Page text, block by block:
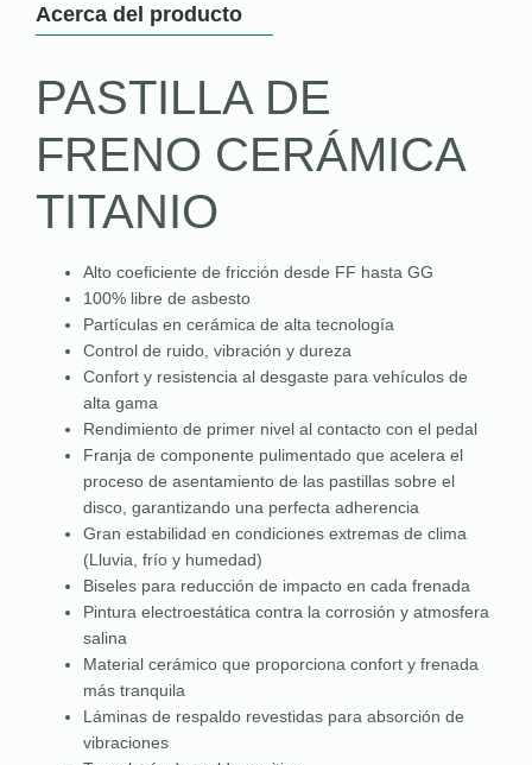
Acerca del producto
PASTILLA DE
FRENO CERÁMICA
TITANIO
Alto coeficiente de fricción desde FF hasta GG
100% libre de asbesto
Partículas en cerámica de alta tecnología
Control de ruido, vibración y dureza
Confort y resistencia al desgaste para vehículos de
alta gama
Rendimiento de primer nivel al contacto con el pedal
Franja de componente pulimentado que acelera el
proceso de asentamiento de las pastillas sobre el
disco, garantizando una perfecta adherencia
Gran estabilidad en condiciones extremas de clima
(Lluvia, frío y humedad)
Biseles para reducción de impacto en cada frenada
Pintura electroestática contra la corrosión y atmosfera
salina
Material cerámico que proporciona confort y frenada
más tranquila
Láminas de respaldo revestidas para absorción de
vibraciones